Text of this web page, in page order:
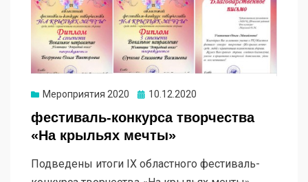
Мероприятия 2020 10.12.2020
фестиваль-конкурса творчества
«На крыльях мечты»
Подведены итоги IX областного фестиваль-